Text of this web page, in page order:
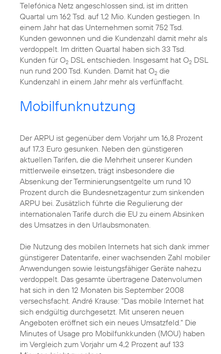
Telefónica Netz angeschlossen sind, ist im dritten
Quartal um 162 Tsd. auf 1,2 Mio. Kunden gestiegen. In
einem Jahr hat das Unternehmen somit 752 Tsd.
Kunden gewonnen und die Kundenzahl damit mehr als
verdoppelt. Im dritten Quartal haben sich 33 Tsd.
Kunden für O2 DSL entschieden. Insgesamt hat O2 DSL
nun rund 200 Tsd. Kunden. Damit hat O2 die
Kundenzahl in einem Jahr mehr als verfünffacht.
Mobilfunknutzung
Der ARPU ist gegenüber dem Vorjahr um 16,8 Prozent
auf 17,3 Euro gesunken. Neben den günstigeren
aktuellen Tarifen, die die Mehrheit unserer Kunden
mittlerweile einsetzen, trägt insbesondere die
Absenkung der Terminierungsentgelte um rund 10
Prozent durch die Bundesnetzagentur zum sinkenden
ARPU bei. Zusätzlich führte die Regulierung der
internationalen Tarife durch die EU zu einem Absinken
des Umsatzes in den Urlaubsmonaten.
Die Nutzung des mobilen Internets hat sich dank immer
günstigerer Datentarife, einer wachsenden Zahl mobiler
Anwendungen sowie leistungsfähiger Geräte nahezu
verdoppelt. Das gesamte übertragene Datenvolumen
hat sich in den 12 Monaten bis September 2008
versechsfacht. André Krause: "Das mobile Internet hat
sich endgültig durchgesetzt. Mit unseren neuen
Angeboten eröffnet sich ein neues Umsatzfeld." Die
Minutes of Usage pro Mobilfunkkunden (MOU) haben
im Vergleich zum Vorjahr um 4,2 Prozent auf 133